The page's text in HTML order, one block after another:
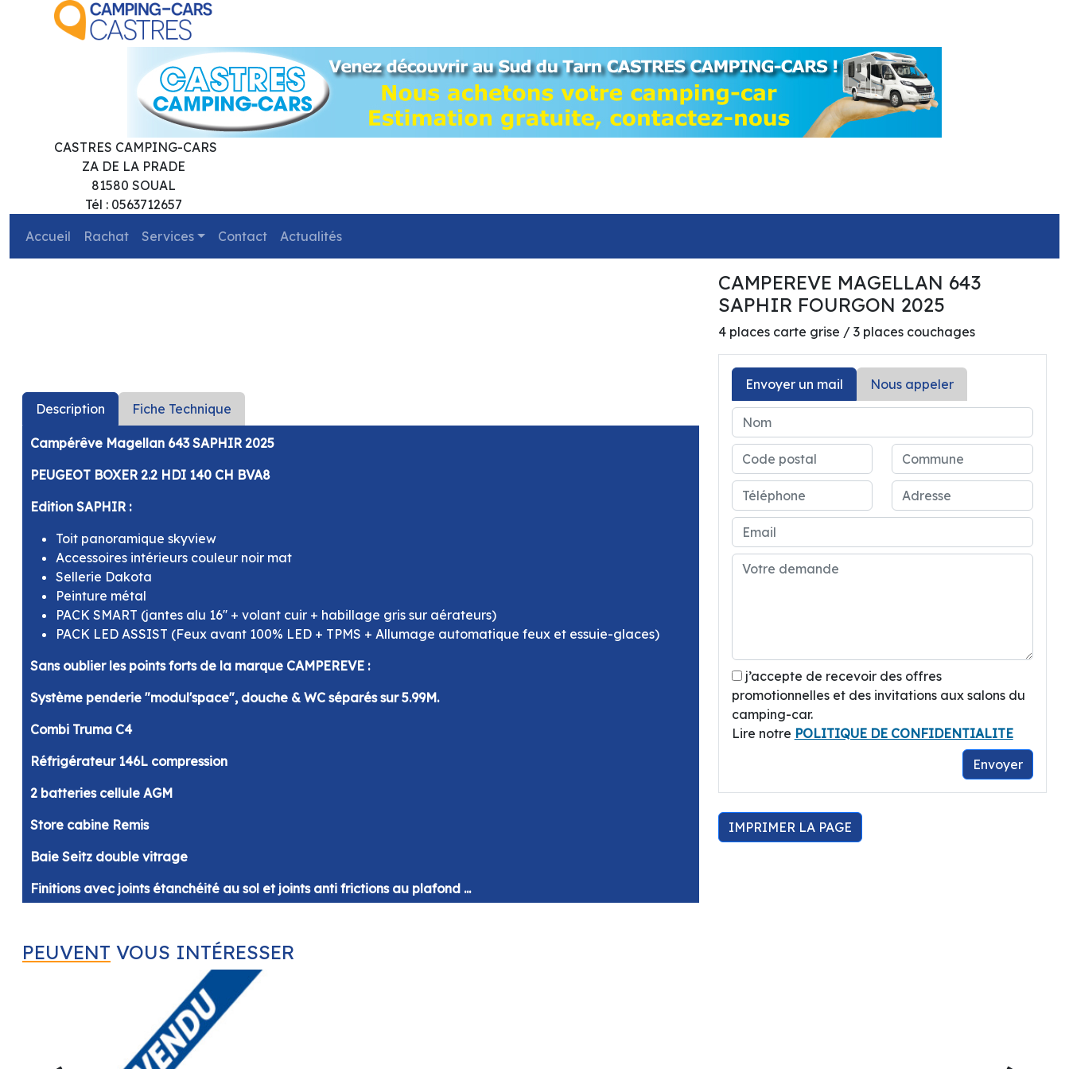
CASTRES CAMPING-CARS
ZA DE LA PRADE
81580 SOUAL
Tél : 0563712657
Accueil
Rachat Services Contact Actualités
CAMPEREVE MAGELLAN 643
SAPHIR FOURGON 2025
4 places carte grise / 3 places couchages
Description Fiche Technique
Campérêve Magellan 643 SAPHIR 2025
PEUGEOT BOXER 2.2 HDI 140 CH BVA8
Edition SAPHIR :
Toit panoramique skyview
Accessoires intérieurs couleur noir mat
Sellerie Dakota
Peinture métal
PACK SMART (jantes alu 16'' + volant cuir + habillage gris sur aérateurs)
PACK LED ASSIST (Feux avant 100% LED + TPMS + Allumage automatique feux et essuie-glaces)
Sans oublier les points forts de la marque CAMPEREVE :
Système penderie "modul'space", douche & WC séparés sur 5.99M.
Combi Truma C4
Réfrigérateur 146L compression
2 batteries cellule AGM
Store cabine Remis
Baie Seitz double vitrage
Finitions avec joints étanchéité au sol et joints anti frictions au plafond ...
Options :
Boite automatique 8 rapports : 3 500 €
3 810 €1 490 €
Prix avec options : 75 590 €
Envoyer un mail Nous appeler
j’accepte de recevoir des offres
promotionnelles et des invitations aux salons du
camping-car.
Lire notre POLITIQUE DE CONFIDENTIALITE
Envoyer
IMPRIMER LA PAGE
PEUVENT VOUS INTÉRESSER